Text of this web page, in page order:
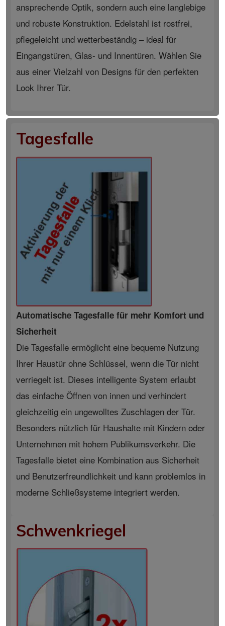
ansprechende Optik, sondern auch eine langlebige
und robuste Konstruktion. Edelstahl ist rostfrei,
pflegeleicht und wetterbeständig – ideal für
Eingangstüren, Glas- und Innentüren. Wählen Sie
aus einer Vielzahl von Designs für den perfekten
Look Ihrer Tür.
Tagesfalle
Automatische Tagesfalle für mehr Komfort und
Sicherheit
Die Tagesfalle ermöglicht eine bequeme Nutzung
Ihrer Haustür ohne Schlüssel, wenn die Tür nicht
verriegelt ist. Dieses intelligente System erlaubt
das einfache Öffnen von innen und verhindert
gleichzeitig ein ungewolltes Zuschlagen der Tür.
Besonders nützlich für Haushalte mit Kindern oder
Unternehmen mit hohem Publikumsverkehr. Die
Tagesfalle bietet eine Kombination aus Sicherheit
und Benutzerfreundlichkeit und kann problemlos in
moderne Schließsysteme integriert werden.
Schwenkriegel